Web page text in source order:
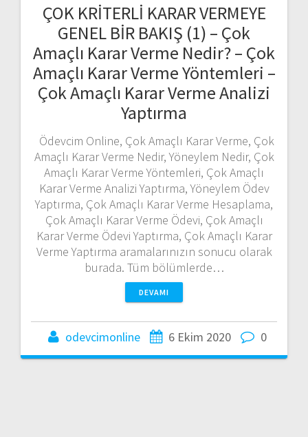
ÇOK KRİTERLİ KARAR VERMEYE
GENEL BİR BAKIŞ (1) – Çok
Amaçlı Karar Verme Nedir? – Çok
Amaçlı Karar Verme Yöntemleri –
Çok Amaçlı Karar Verme Analizi
Yaptırma
Ödevcim Online, Çok Amaçlı Karar Verme, Çok
Amaçlı Karar Verme Nedir, Yöneylem Nedir, Çok
Amaçlı Karar Verme Yöntemleri, Çok Amaçlı
Karar Verme Analizi Yaptırma, Yöneylem Ödev
Yaptırma, Çok Amaçlı Karar Verme Hesaplama,
Çok Amaçlı Karar Verme Ödevi, Çok Amaçlı
Karar Verme Ödevi Yaptırma, Çok Amaçlı Karar
Verme Yaptırma aramalarınızın sonucu olarak
burada. Tüm bölümlerde…
DEVAMI
odevcimonline 6 Ekim 2020 0